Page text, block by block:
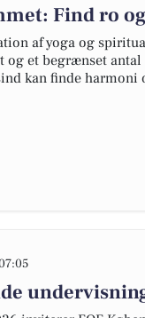
Find ro
af yoga og
og et begrænset
kan finde